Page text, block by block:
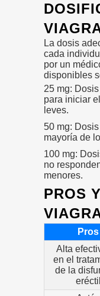
La dosis
cada
por un
disponibles
25 mg:
para iniciar
leves.
50 mg:
mayoría de
100 mg:
no
menores.
PROS
Pros
Alta
en el
de la
eréctil